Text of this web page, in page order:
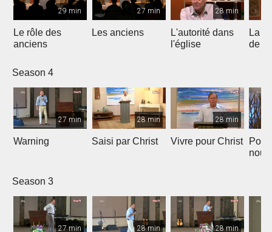
29 min
Le rôle des
anciens
27 min
Les anciens
28 min
L'autorité dans
l'église
La
de
Season 4
27 min
Warning
28 min
Saisi par Christ
28 min
Vivre pour Christ
Season 3
27 min 28 min 28 min